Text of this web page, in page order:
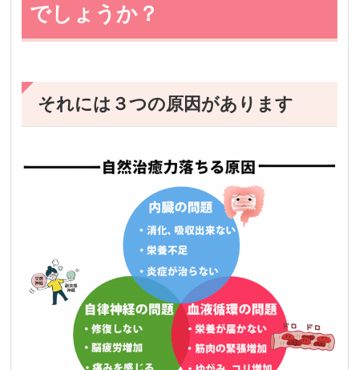
でしょうか？
それには３つの原因があります